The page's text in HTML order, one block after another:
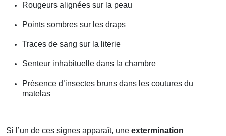
Rougeurs alignées sur la peau
Points sombres sur les draps
Traces de sang sur la literie
Senteur inhabituelle dans la chambre
Présence d’insectes bruns dans les coutures du
matelas
Si l’un de ces signes apparaît, une extermination